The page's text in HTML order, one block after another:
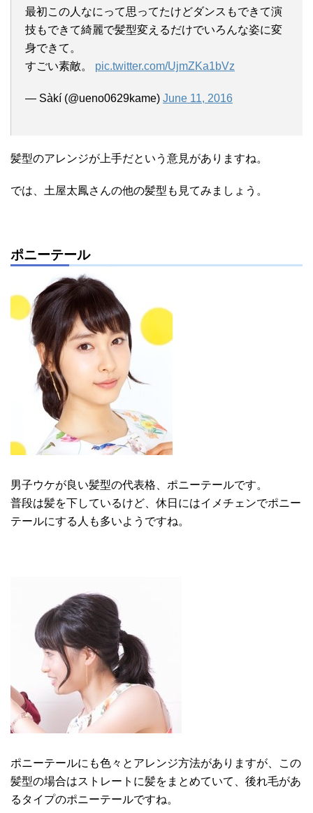
最初この人なにって思ってたけどダンスもできて演
技もできて綺麗で髪型変えるだけでいろんな姿に変
身できて。
すごい素敵。 pic.twitter.com/UjmZKa1bVz
— Sàkí (@ueno0629kame) June 11, 2016
髪型のアレンジが上手だという意見がありますね。
では、土屋太鳳さんの他の髪型も見てみましょう。
ポニーテール
男子ウケが良い髪型の代表格、ポニーテールです。
普段は髪を下しているけど、休日にはイメチェンでポニー
テールにする人も多いようですね。
ポニーテールにも色々とアレンジ方法がありますが、この
髪型の場合はストレートに髪をまとめていて、後れ毛があ
るタイプのポニーテールですね。